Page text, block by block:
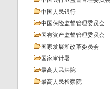
中国人民银行
中国保险监督管理委员会
国有资产监督管理委员会
国家发展和改革委员会
国家审计署
最高人民法院
最高人民检察院